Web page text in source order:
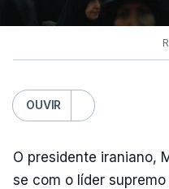
OUVIR
O presidente iraniano,
se com o líder